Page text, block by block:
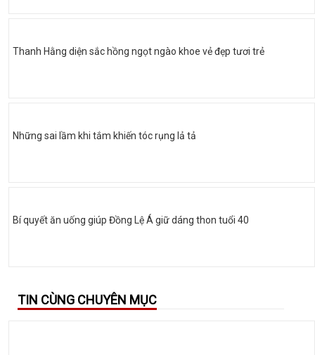
Thanh Hằng diện sắc hồng ngọt ngào khoe vẻ đẹp tươi trẻ
Những sai lầm khi tắm khiến tóc rụng lả tả
Bí quyết ăn uống giúp Đồng Lệ Á giữ dáng thon tuổi 40
TIN CÙNG CHUYÊN MỤC